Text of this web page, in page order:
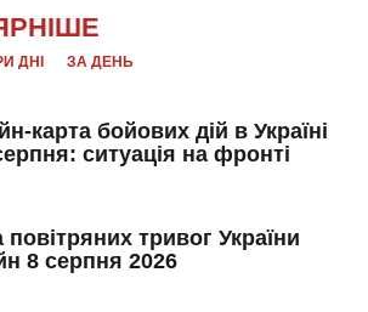
ДНІ ЗА ДЕНЬ
карта бойових дій в Україні
ситуація на фронті
повітряних тривог України
8 серпня 2026